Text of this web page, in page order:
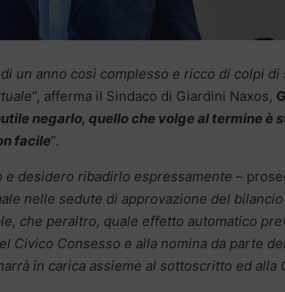
un anno così complesso e ricco di colpi
”, afferma il Sindaco di Giardini Naxos,
negarlo, quello che volge al termine è
facile”.
e desidero ribadirlo espressamente –
nelle sedute di approvazione del
che peraltro, quale effetto automatico
Civico Consesso e alla nomina da parte
in carica assieme al sottoscritto ed alla